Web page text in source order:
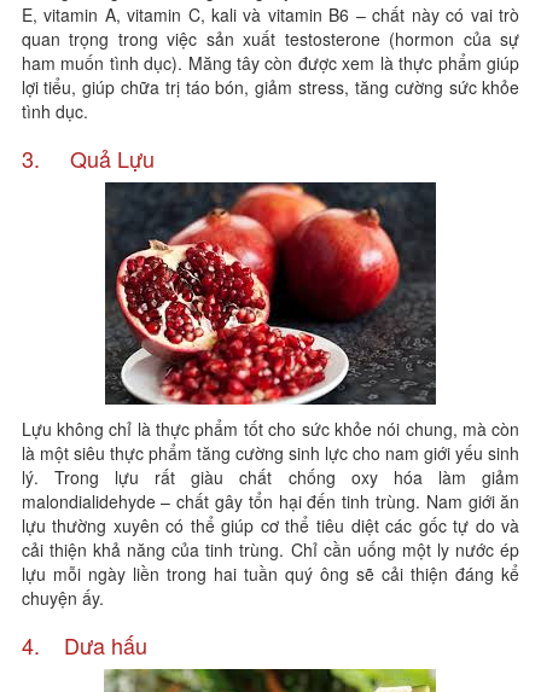
E, vitamin A, vitamin C, kali và vitamin B6 – chất này có vai trò
quan trọng trong việc sản xuất testosterone (hormon của sự
ham muốn tình dục). Măng tây còn được xem là thực phẩm giúp
lợi tiểu, giúp chữa trị táo bón, giảm stress, tăng cường sức khỏe
tình dục.
3. Quả Lựu
Lựu không chỉ là thực phẩm tốt cho sức khỏe nói chung, mà còn
là một siêu thực phẩm tăng cường sinh lực cho nam giới yếu sinh
lý. Trong lựu rất giàu chất chống oxy hóa làm giảm
malondialidehyde – chất gây tổn hại đến tinh trùng. Nam giới ăn
lựu thường xuyên có thể giúp cơ thể tiêu diệt các gốc tự do và
cải thiện khả năng của tinh trùng. Chỉ cần uống một ly nước ép
lựu mỗi ngày liền trong hai tuần quý ông sẽ cải thiện đáng kể
chuyện ấy.
4. Dưa hấu